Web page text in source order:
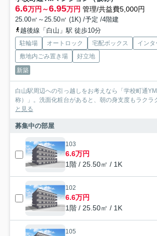
6.6万円～6.95万円 管理/共益費5,000円
25.00㎡～25.50㎡ (1K) /予定 /4階建
越後線「白山」駅 徒歩10分
駐輪場 オートロック 宅配ボックス
イン
敷地内ごみ置き場
好立地
新築
白山駅周辺への引っ越しをお考えなら「学校町通
称）」。洗面化粧台があると、朝の身支度もラクラ
と見る
募集中の部屋
103
6.6万円
1階 / 25.50㎡ / 1K
102
6.6万円
1階 / 25.50㎡ / 1K
105